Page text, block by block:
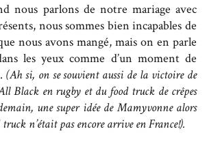
nous parlons de notre mariage avec
nous sommes bien incapables de
nous avons mangé, mais on en parle
les yeux comme d’un moment de
. (Ah si, on se souvient aussi de la victoire de
Black en rugby et du food truck de crêpes
une super idée de Mamyvonne alors
n’était pas encore arrive en France!).